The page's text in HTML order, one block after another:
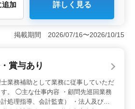
休み
息を取ることができます。残業は
なく、プライベートの時間を大切
。さらに、お盆や年末年始の休暇
働き方が実現します。 ＜キ
し
知識を研修で習得できる環境が整
祝い金制度があり、働きながら社
士の資格取得を目指せるため、さ
す。 ＜充実した福利
追加 詳しく見る
掲載期間 2026/07/16〜2026/10/15
賞与あり
業務補助として業務に従事していただ
す。 ◯主な仕事内容 ・顧問先巡回業務
計処理指導、会計監査） ・法人及び個